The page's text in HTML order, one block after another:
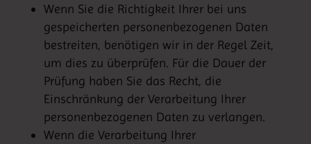
Wenn Sie die Richtigkeit Ihrer bei uns
gespeicherten personenbezogenen Daten
bestreiten, benötigen wir in der Regel Zeit,
um dies zu überprüfen. Für die Dauer der
Prüfung haben Sie das Recht, die
Einschränkung der Verarbeitung Ihrer
personenbezogenen Daten zu verlangen.
Wenn die Verarbeitung Ihrer